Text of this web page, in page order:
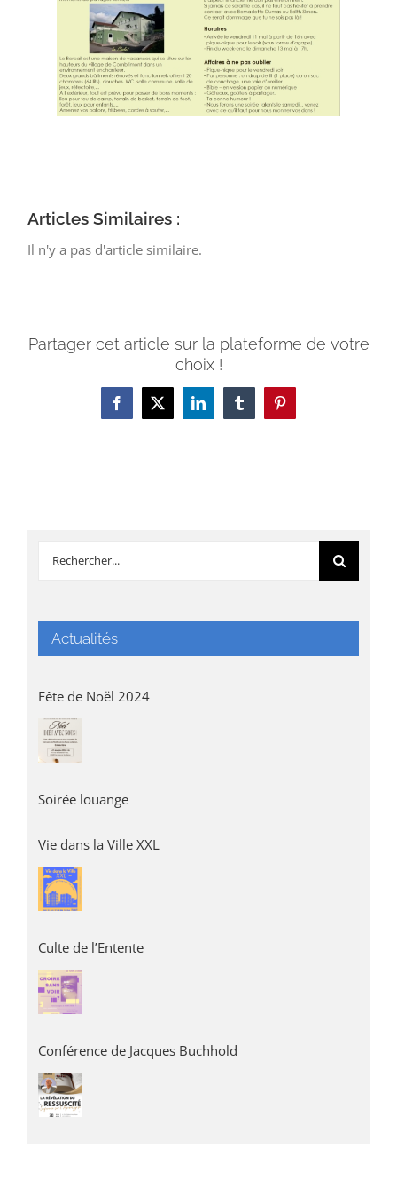
Articles Similaires :
Il n'y a pas d'article similaire.
Partager cet article sur la plateforme de votre
choix !
Facebook
X LinkedInTumblrPinterest
Rechercher:
Actualités
Fête de Noël 2024
Soirée louange
Vie dans la Ville XXL
Culte de l’Entente
Conférence de Jacques Buchhold